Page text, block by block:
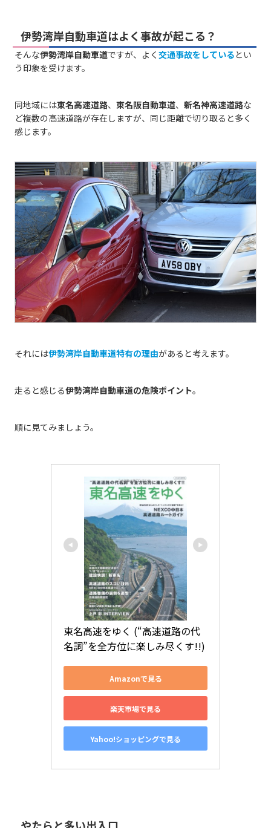
伊勢湾岸自動車道はよく事故が起こる？
そんな伊勢湾岸自動車道ですが、よく 交通事故をしているとい
う印象を受けます。
同地域には東名高速道路、 東名阪自動車道、 新名神高速道路な
ど複数の高速道路が存在しますが、同じ距離で切り取ると多く
感じます。
それには伊勢湾岸自動車道特有の理由があると考えます。
走ると感じる伊勢湾岸自動車道の危険ポイント。
順に見てみましょう。
東名高速をゆく (“高速道路の代
名詞”を全方位に楽しみ尽くす!!)
Amazonで見る
楽天市場で見る
Yahoo!ショッピングで見る